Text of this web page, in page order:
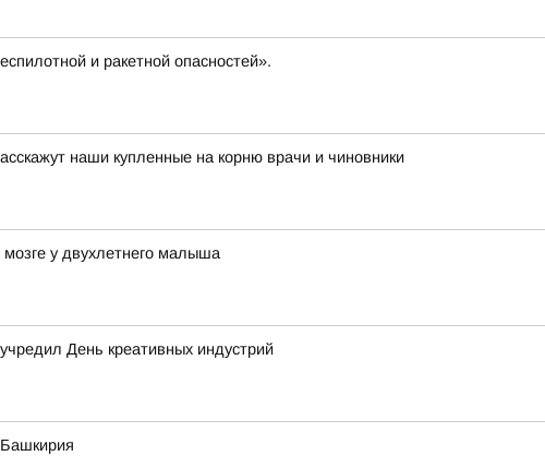
и ракетной опасностей».
наши купленные на корню врачи и чиновники
у двухлетнего малыша
День креативных индустрий